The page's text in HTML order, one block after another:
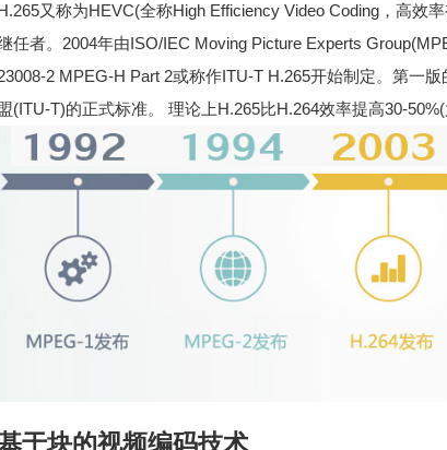
又称为HEVC(全称High Efficiency Video Coding，高效
任者。2004年由ISO/IEC Moving Picture Experts
2 MPEG-H Part 2或称作ITU-T H.265开始制定。第一
(ITU-T)的正式标准。 理论上H.265比H.264效率提高30-
于块的视频编码技术